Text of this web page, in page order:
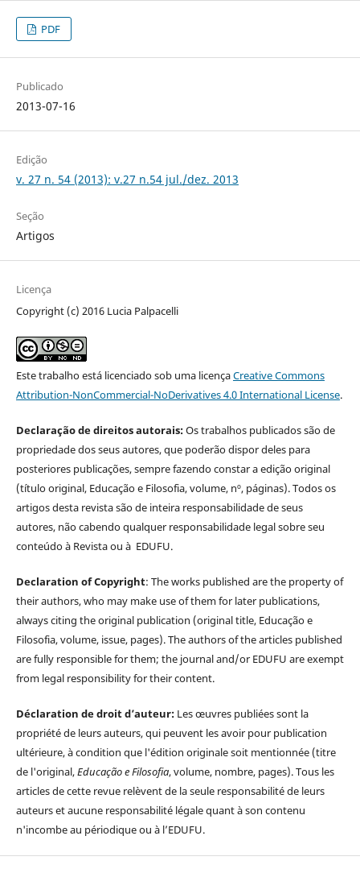
PDF
Publicado
2013-07-16
Edição
v. 27 n. 54 (2013): v.27 n.54 jul./dez. 2013
Seção
Artigos
Licença
Copyright (c) 2016 Lucia Palpacelli
Este trabalho está licenciado sob uma licençaCreative Commons
Attribution-NonCommercial-NoDerivatives 4.0 International License.
Declaração de direitos autorais:Os trabalhos publicados são de
propriedade dos seus autores, que poderão dispor deles para
posteriores publicações, sempre fazendo constar a edição original
(título original, Educação e Filosofia, volume, nº, páginas). Todos os
artigos desta revista são de inteira responsabilidade de seus
autores, não cabendo qualquer responsabilidade legal sobre seu
conteúdo à Revista ou à EDUFU.
Declaration of Copyright: The works published are the property of
their authors, who may make use of them for later publications,
always citing the original publication (original title, Educação e
Filosofia, volume, issue, pages). The authors of the articles published
are fully responsible for them; the journal and/or EDUFU are exempt
from legal responsibility for their content.
Déclaration de droit d’auteur: Les œuvres publiées sont la
propriété de leurs auteurs, qui peuvent les avoir pour publication
ultérieure, à condition que l'édition originale soit mentionnée (titre
de l'original,Educação e Filosofia, volume, nombre, pages). Tous les
articles de cette revue relèvent de la seule responsabilité de leurs
auteurs et aucune responsabilité légale quant à son contenu
n'incombe au périodique ou à l’EDUFU.